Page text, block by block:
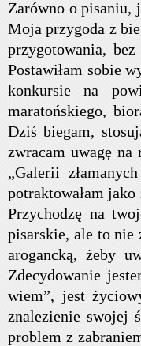
Zarówno o pisaniu,
Moja przygoda z
przygotowania,
Postawiłam sobie
konkursie na
maratońskiego,
Dziś biegam,
zwracam uwagę
„Galerii
potraktowałam
Przychodzę na
pisarskie, ale to nie
arogancką, żeby
Zdecydowanie
wiem”, jest
znalezienie swojej
problem z